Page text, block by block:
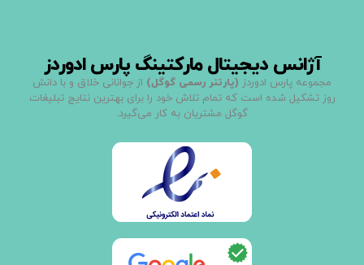
آژانس دیجیتال مارکتینگ پارس ادوردز
مجموعه پارس ادوردز (پارتنر رسمی گوگل) از جوانانی خلاق و با دانش
روز تشکیل شده است که تمام تلاش خود را برای بهترین نتایج تبلیغات
گوگل مشتریان به کار می‌گیرد.